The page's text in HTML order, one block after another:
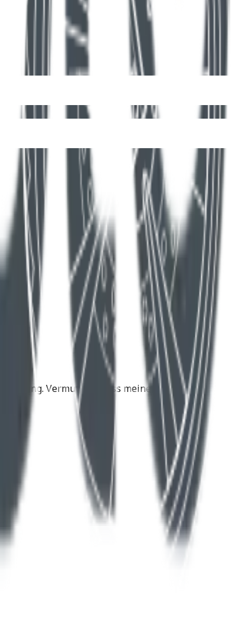
Vermutlich muss meine Husqvarna